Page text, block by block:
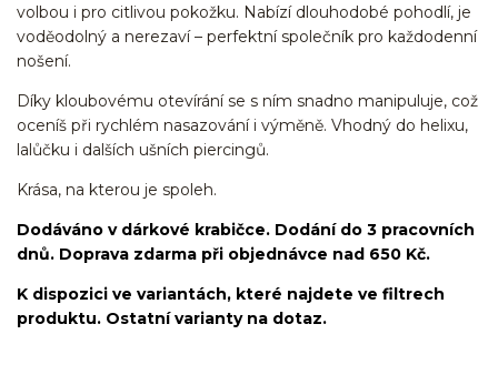
volbou i pro citlivou pokožku. Nabízí dlouhodobé pohodlí, je
voděodolný a nerezaví – perfektní společník pro každodenní
nošení.
Díky kloubovému otevírání se s ním snadno manipuluje, což
oceníš při rychlém nasazování i výměně. Vhodný do helixu,
lalůčku i dalších ušních piercingů.
Krása, na kterou je spoleh.
Dodáváno v dárkové krabičce. Dodání do 3 pracovních
dnů. Doprava zdarma při objednávce nad 650 Kč.
K dispozici ve variantách, které najdete ve filtrech
produktu. Ostatní varianty na dotaz.